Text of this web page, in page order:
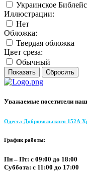
Украинское
Иллюстрации:
Нет
Обложка:
Твердая обложка
Цвет среза:
Обычный
Уважаемые посетители
Одесса Добровольского 152А
График работы:
Пн – Пт: с 09:00 до 18:00
Суббота: с 11:00 до 17:00